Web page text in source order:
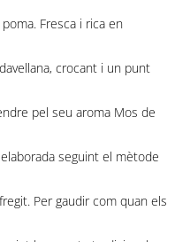
Fresca i rica en
crocant i un punt
pel seu aroma Mos de
seguint el mètode
Per gaudir com quan els